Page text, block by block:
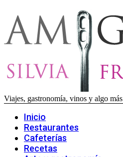
Viajes, gastronomía, vinos y algo más
Inicio
Restaurantes
Cafeterías
Recetas